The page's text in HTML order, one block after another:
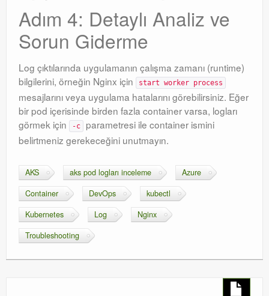
Adım 4: Detaylı Analiz ve
Sorun Giderme
Log çıktılarında uygulamanın çalışma zamanı (runtime)
bilgilerini, örneğin Nginx için
start worker process
mesajlarını veya uygulama hatalarını görebilirsiniz. Eğer
bir pod içerisinde birden fazla container varsa, logları
görmek için
-c
parametresi ile container ismini
belirtmeniz gerekeceğini unutmayın.
AKS aks pod logları inceleme
Azure
Container
DevOps
kubectl
Kubernetes
Log
Nginx
Troubleshooting